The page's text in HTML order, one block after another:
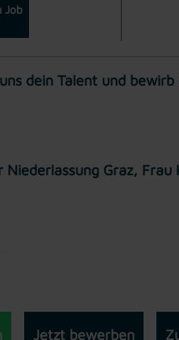
Job
dein Talent und
Graz,
Jetzt bewerben